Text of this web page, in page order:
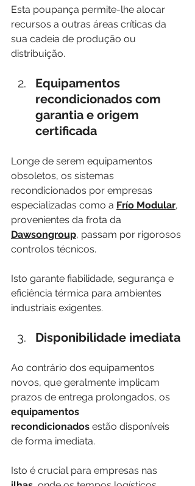
Esta poupança permite-lhe alocar
recursos a outras áreas críticas da
sua cadeia de produção ou
distribuição.
Equipamentos
recondicionados com
garantia e origem
certificada
Longe de serem equipamentos
obsoletos, os sistemas
recondicionados por empresas
especializadas como a Frío Modular,
provenientes da frota da
Dawsongroup, passam por rigorosos
controlos técnicos.
Isto garante fiabilidade, segurança e
eficiência térmica para ambientes
industriais exigentes.
Disponibilidade imediata
Ao contrário dos equipamentos
novos, que geralmente implicam
prazos de entrega prolongados, os
equipamentos
recondicionados estão disponíveis
de forma imediata.
Isto é crucial para empresas nas